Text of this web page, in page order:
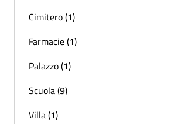
Cimitero (1)
Farmacie (1)
Palazzo (1)
Scuola (9)
Villa (1)